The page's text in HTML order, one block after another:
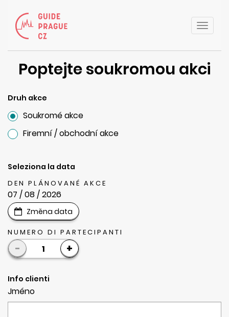
Toggle
Poptejte soukromou akci
Druh akce
Soukromé akce
Firemní / obchodní akce
Seleziona la data
DEN PLÁNOVANÉ AKCE
07 / 08 / 2026
Změna data
NUMERO DI PARTECIPANTI
- 1 +
Info clienti
Jméno